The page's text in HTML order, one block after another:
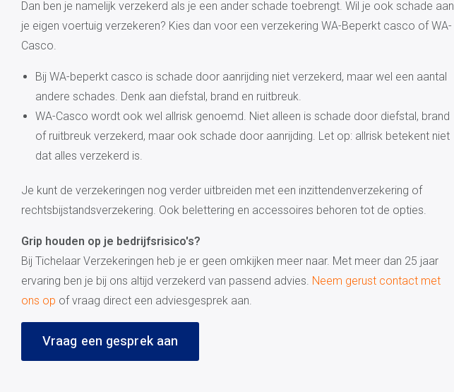
Dan ben je namelijk verzekerd als je een ander schade toebrengt. Wil je ook schade aan
je eigen voertuig verzekeren? Kies dan voor een verzekering WA-Beperkt casco of WA-
Casco.
Bij WA-beperkt casco is schade door aanrijding niet verzekerd, maar wel een aantal
andere schades. Denk aan diefstal, brand en ruitbreuk.
WA-Casco wordt ook wel allrisk genoemd. Niet alleen is schade door diefstal, brand
of ruitbreuk verzekerd, maar ook schade door aanrijding. Let op: allrisk betekent niet
dat alles verzekerd is.
Je kunt de verzekeringen nog verder uitbreiden met een inzittendenverzekering of
rechtsbijstandsverzekering. Ook belettering en accessoires behoren tot de opties.
Grip houden op je bedrijfsrisico's?
Bij Tichelaar Verzekeringen heb je er geen omkijken meer naar. Met meer dan 25 jaar
ervaring ben je bij ons altijd verzekerd van passend advies. Neem gerust contact met
ons op of vraag direct een adviesgesprek aan.
Vraag een gesprek aan